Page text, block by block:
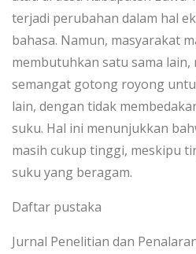
terjadi perubahan dalam hal
bahasa. Namun, masyarakat
membutuhkan satu sama lain,
semangat gotong royong
lain, dengan tidak
suku. Hal ini menunjukkan
masih cukup tinggi, meskipu
suku yang beragam.
Daftar pustaka
Jurnal Penelitian dan